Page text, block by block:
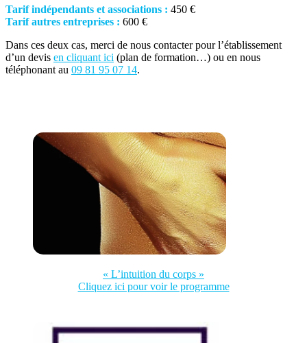
Tarif indépendants et associations : 450 €
Tarif autres entreprises : 600 €
Dans ces deux cas, merci de nous contacter pour l’établissement
d’un devis en cliquant ici (plan de formation…) ou en nous
téléphonant au 09 81 95 07 14.
« L’intuition du corps »
Cliquez ici pour voir le programme